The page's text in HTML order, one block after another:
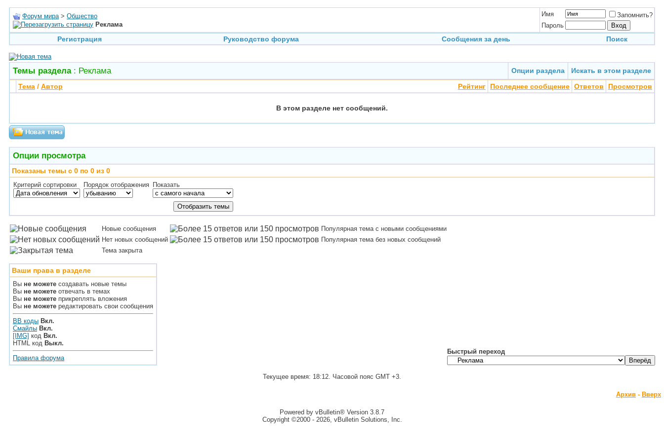
Форум мира > Общество
Реклама
Имя
Запомнить?
Пароль
Регистрация Руководство форума Сообщения за день Поиск
Темы раздела: Реклама Опции раздела
Искать в этом разделе
Рейтинг
Тема / Автор Последнее сообщение Ответов Просмотров
В этом разделе нет сообщений.
Опции просмотра
Показаны темы с 0 по 0 из 0
Критерий сортировки Порядок отображения Показать
Новые сообщения
Популярная тема с новыми сообщениями
Нет новых сообщений
Популярная тема без новых сообщений
Тема закрыта
Ваши права в разделе
Вы не можете создавать новые темы
Вы не можете отвечать в темах
Вы не можете прикреплять вложения
Вы не можете редактировать свои сообщения
BB коды Вкл.
Смайлы Вкл.
[IMG] код Вкл.
HTML код Выкл.
Правила форума
Быстрый переход
Текущее время: 18:12. Часовой пояс GMT +3.
Архив - Вверх
Powered by vBulletin® Version 3.8.7
Copyright ©2000 - 2026, vBulletin Solutions, Inc.